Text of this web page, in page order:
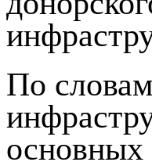
По
основных